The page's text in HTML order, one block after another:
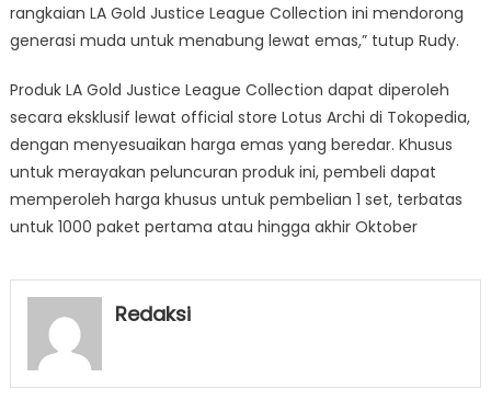
rangkaian LA Gold Justice League Collection ini mendorong
generasi muda untuk menabung lewat emas,” tutup Rudy.
Produk LA Gold Justice League Collection dapat diperoleh
secara eksklusif lewat official store Lotus Archi di Tokopedia,
dengan menyesuaikan harga emas yang beredar. Khusus
untuk merayakan peluncuran produk ini, pembeli dapat
memperoleh harga khusus untuk pembelian 1 set, terbatas
untuk 1000 paket pertama atau hingga akhir Oktober
Redaksi